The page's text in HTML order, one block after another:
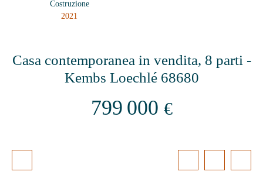
Costruzione
2021
Casa contemporanea in vendita, 8 parti -
Kembs Loechlé 68680
799 000 €